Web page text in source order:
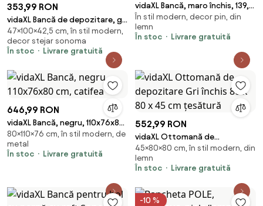
353,99 RON
vidaXL Bancă de depozitare, gri
sonoma, 100x42,5x47 cm, lemn
prelucrat
47×100×42,5 cm, în stil modern,
decor stejar sonoma
În stoc
Livrare gratuită
vidaXL Bancă, maro închis, 139,5
cm, piele ecologică
În stil modern, decor pin, din
lemn
În stoc
Livrare gratuită
646,99 RON
vidaXL Bancă, negru, 110x76x80
cm, catifea
80×110×76 cm, în stil modern, de
metal
În stoc
Livrare gratuită
552,99 RON
vidaXL Ottomană de
depozitare Gri închis 80 x 80 x
45 cm țesătură
45×80×80 cm, în stil modern, din
lemn
În stoc
Livrare gratuită
-10 %